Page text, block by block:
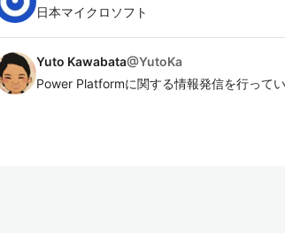
日本マイクロソフト
Yuto Kawabata@YutoKa
Power Platformに関する情報発信を行って